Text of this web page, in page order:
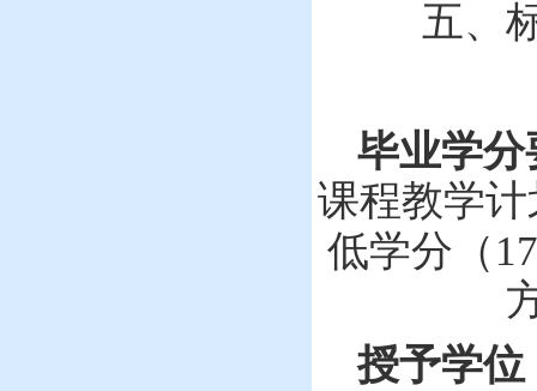
五、
毕业学分
课程教学
低学分（
授予学位